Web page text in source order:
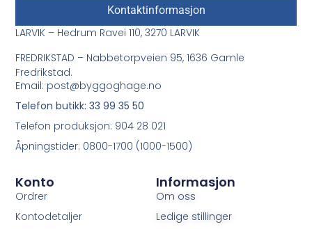
Informasjon
Om oss
Ledige stillinger
Konto
Ordrer
Kontodetaljer
Kontaktinformasjon
LARVIK – Hedrum Ravei 110, 3270 LARVIK
FREDRIKSTAD – Nabbetorpveien 95, 1636 Gamle
Fredrikstad.
Email: post@byggoghage.no
Telefon butikk: 33 99 35 50
Telefon produksjon: 904 28 021
Åpningstider: 0800-1700 (1000-1500)